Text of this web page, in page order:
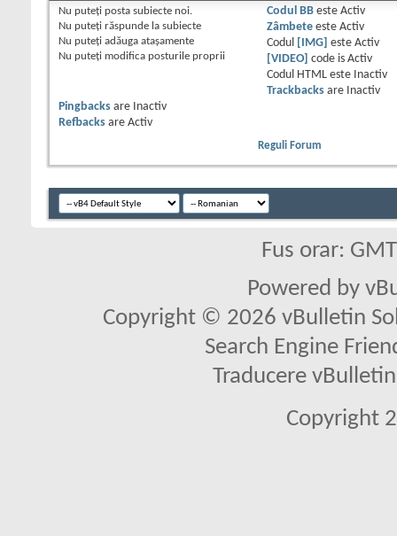
Nu puteţi posta subiecte noi.
Nu puteţi răspunde la subiecte
Nu puteţi adăuga ataşamente
Nu puteţi modifica posturile proprii
Codul BBeste Activ
Zâmbeteeste Activ
Codul
[IMG] este Activ
[VIDEO]
code is Activ
Codul HTML este
Inactiv
Trackbacksare
Inactiv
Pingbacks are
Inactiv
Refbacks are Activ
Reguli Forum
Fus orar:
Powered by
Copyright © 2026 vBulletin
Search Engine
Traducere
Copyright